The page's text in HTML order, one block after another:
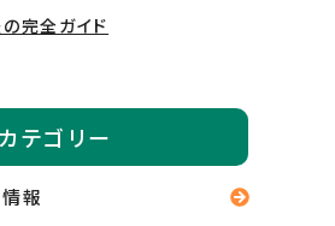
完全ガイド
カテゴリー
報